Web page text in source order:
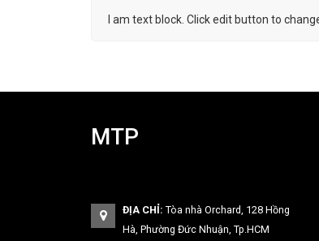
I am text block. Click edit button to
MTP
ĐỊA CHỈ: Tòa nhà Orchard, 128 Hồng
Hà, Phường Đức Nhuận, Tp.HCM